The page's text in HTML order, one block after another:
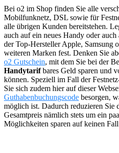
Bei o2 im Shop finden Sie alle
Mobilfunknetz, DSL sowie für
alle übrigen Kunden bereitstehen.
auch auf ein neues Handy oder auch
der Top-Hersteller Apple, Samsung
weiteren Marken fest. Denken Sie
o2 Gutschein, mit dem Sie bei der
Handytarifbares Geld sparen und
können. Speziell im Fall der
Sie sich zudem hier auf dieser
Guthabenbuchungscode besorgen,
möglich ist. Dadurch reduzieren Sie
Gesamtpreis nämlich stets um ein
Möglichkeiten sparen auf keinen